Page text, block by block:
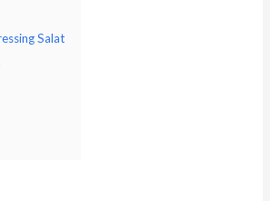
Salat